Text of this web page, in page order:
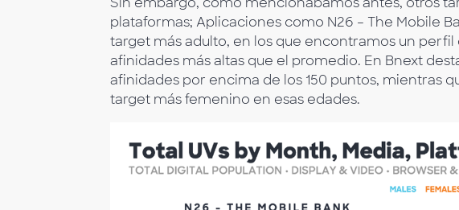
plataformas; Aplicaciones como N26 – The Mobile
target más adulto, en los que encontramos un
afinidades más altas que el promedio. En Bnext
afinidades por encima de los 150 puntos, mientras
target más femenino en esas edades.